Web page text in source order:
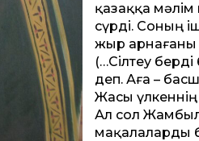
қазаққа
сүрді. Соның
жыр арнағаны
(…Сілтеу
деп. Аға –
Жасы
Ал сол
мақалаларды